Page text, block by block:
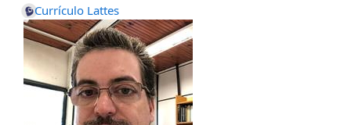
Currículo Lattes